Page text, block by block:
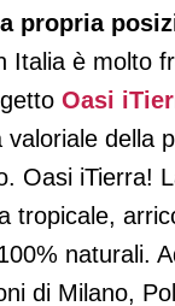
propria
Italia è molto
Oasi
valoriale della
Oasi iTierra!
tropicale,
naturali.
di Milano,